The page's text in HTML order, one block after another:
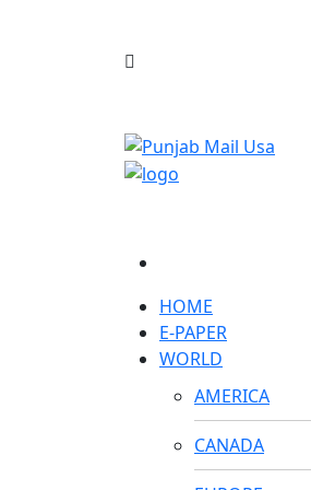
HOME
E-PAPER
WORLD
AMERICA
CANADA